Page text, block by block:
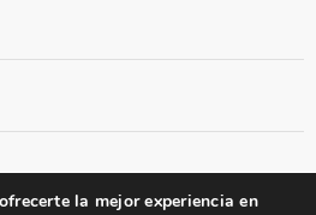
la mejor experiencia en